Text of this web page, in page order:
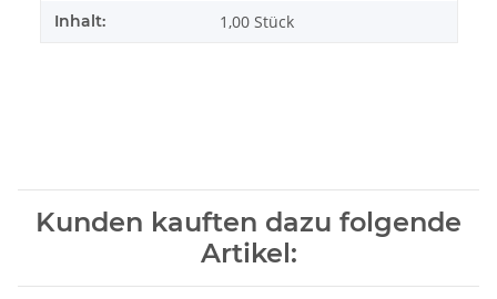
Inhalt: 1,00 Stück
Kunden kauften dazu folgende
Artikel: